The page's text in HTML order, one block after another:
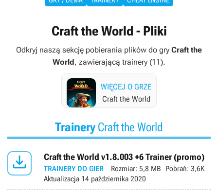
Craft the World - Pliki
Odkryj naszą sekcję pobierania plików do gry Craft the
World, zawierającą trainery (11).
WIĘCEJ O GRZE
Craft the World
Trainery Craft the World
 Craft the World v1.8.003 +6 Trainer (promo)
TRAINERY DO GIER Rozmiar: 5,8 MB Pobrań: 3,6K
Aktualizacja 14 października 2020